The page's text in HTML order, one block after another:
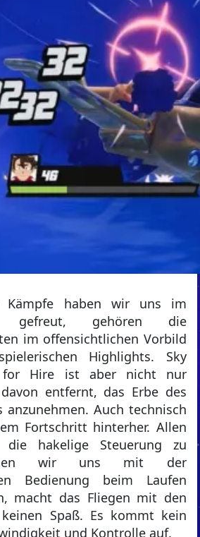
Kämpfe haben wir uns im
gefreut, gehören die
im offensichtlichen Vorbild
Highlights. Sky
for Hire ist aber nicht nur
entfernt, das Erbe des
anzunehmen. Auch technisch
Fortschritt hinterher. Allen
hakelige Steuerung zu
wir uns mit der
Bedienung beim Laufen
macht das Fliegen mit den
Spaß. Es kommt kein
und Kontrolle auf.